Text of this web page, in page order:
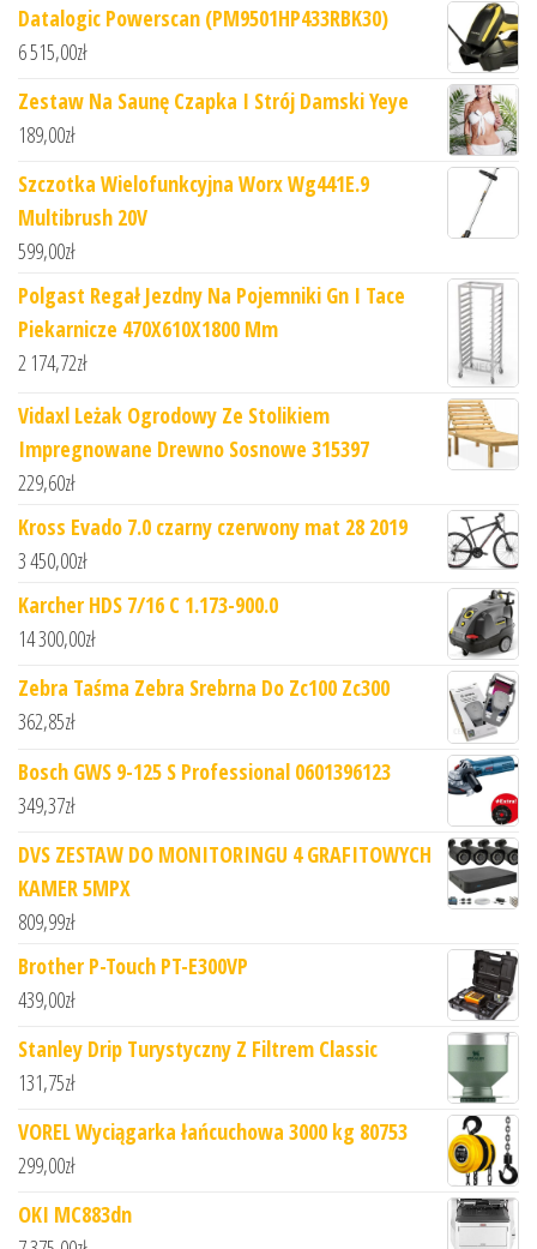
Datalogic Powerscan (PM9501HP433RBK30)
6 515,00zł
Zestaw Na Saunę Czapka I Strój Damski Yeye
189,00zł
Szczotka Wielofunkcyjna Worx Wg441E.9
Multibrush 20V
599,00zł
Polgast Regał Jezdny Na Pojemniki Gn I Tace
Piekarnicze 470X610X1800 Mm
2 174,72zł
Vidaxl Leżak Ogrodowy Ze Stolikiem
Impregnowane Drewno Sosnowe 315397
229,60zł
Kross Evado 7.0 czarny czerwony mat 28 2019
3 450,00zł
Karcher HDS 7/16 C 1.173-900.0
14 300,00zł
Zebra Taśma Zebra Srebrna Do Zc100 Zc300
362,85zł
Bosch GWS 9-125 S Professional 0601396123
349,37zł
DVS ZESTAW DO MONITORINGU 4 GRAFITOWYCH
KAMER 5MPX
809,99zł
Brother P-Touch PT-E300VP
439,00zł
Stanley Drip Turystyczny Z Filtrem Classic
131,75zł
VOREL Wyciągarka łańcuchowa 3000 kg 80753
299,00zł
OKI MC883dn